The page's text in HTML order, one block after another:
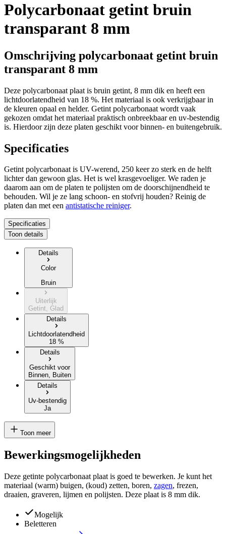
Polycarbonaat getint bruin
transparant 8 mm
Omschrijving polycarbonaat getint bruin
transparant 8 mm
Deze polycarbonaat plaat is bruin getint, 8 mm dik en heeft een
lichtdoorlatendheid van 18 %. Het materiaal is ook verkrijgbaar in
de kleuren opaal en helder. Getint polycarbonaat wordt vaak
gekozen omdat het materiaal praktisch onbreekbaar en uv-bestendig
is. Hierdoor zijn deze platen geschikt voor binnen- en buitengebruik.
Specificaties
Getint polycarbonaat is UV-werend, 250 keer zo sterk en de helft
lichter dan gewoon glas. Het is wel krasgevoeliger. We raden je
daarom aan om de platen te polijsten om de doorschijnendheid te
behouden. Wil je ze lang schoon- en stofvrij houden? Reinig de
platen dan met een antistatische reiniger.
Specificaties
Toon details
Details
Color
Bruin
Uiterlijk
Getint, Glad
Details
Lichtdoorlatendheid
18 %
Details
Geschikt voor
Binnen, Buiten
Details
Uv-bestendig
Ja
Toon meer
Bewerkingsmogelijkheden
Deze getinte polycarbonaat plaat is goed te bewerken. Je kunt het
materiaal (warm) buigen, (koud) zetten, boren, zagen, frezen,
draaien, graveren, lijmen en polijsten. Deze plaat is 8 mm dik.
Mogelijk
Beletteren